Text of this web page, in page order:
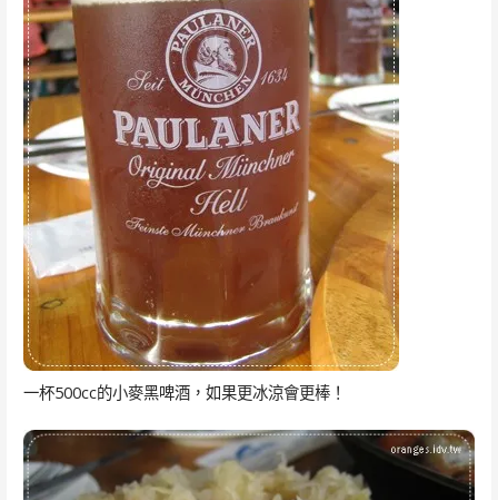
一杯500cc的小麥黑啤酒，如果更冰涼會更棒！